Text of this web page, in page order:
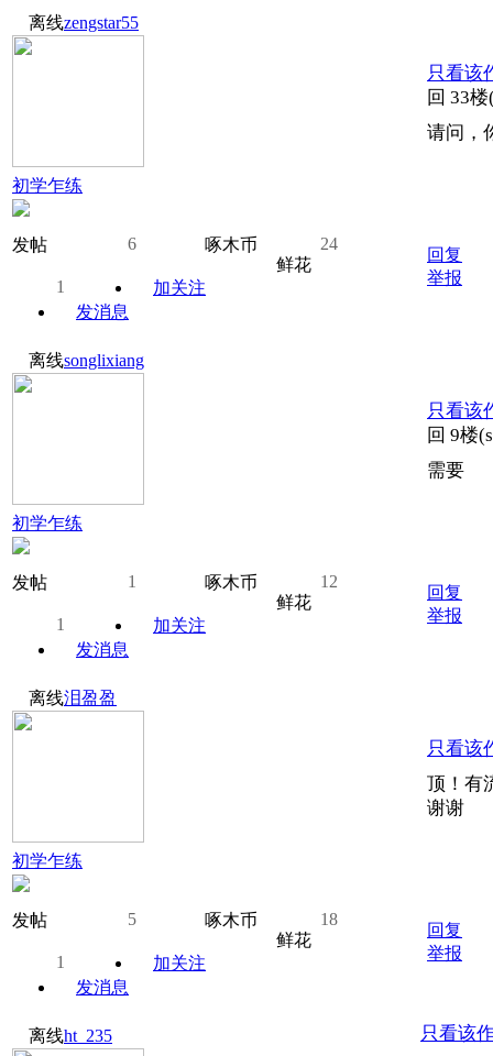
离线zengstar55
初学乍练
发帖 6 啄木币
24
鲜花
1
加关注
发消息
只看该
回 33
请问，
回复
举报
离线songlixiang
初学乍练
发帖 1 啄木币
12
鲜花
1
加关注
发消息
只看该
回 9楼
需要
回复
举报
离线泪盈盈
初学乍练
发帖 5 啄木币
18
鲜花
1
加关注
发消息
只看该
顶！有
谢谢
回复
举报
离线ht_235
只看该